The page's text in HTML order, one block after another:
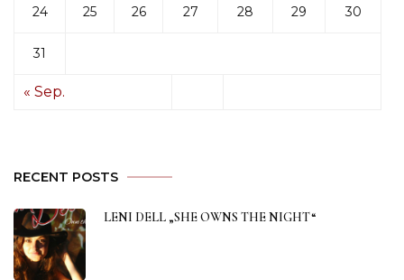
24 25 26 27 28 29 30
31
« Sep.
RECENT POSTS
LENI DELL „SHE OWNS THE NIGHT“